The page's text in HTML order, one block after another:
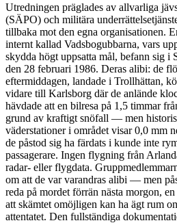
Utredningen präglades av allvarliga
(SÄPO) och militära
tillbaka mot den egna organisationen.
internt kallad Vadsbogubbarna, vars
skydda högt uppsatta mål, befann sig i
den 28 februari 1986. Deras alibi: de
eftermiddagen, landade i Trollhättan,
vidare till Karlsborg där de anlände
hävdade att en bilresa på 1,5 timmar
grund av kraftigt snöfall — men
väderstationer i området visar 0,0 mm
de påstod sig ha färdats i kunde inte
passagerare. Ingen flygning från
radar- eller flygdata.
om att de var varandras alibi — men
reda på mordet förrän nästa morgon,
att skämtet omöjligen kan ha ägt rum
attentatet. Den fullständiga